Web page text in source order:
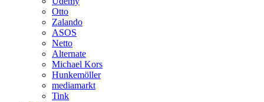
Otto
Zalando
ASOS
Netto
Alternate
Michael Kors
Hunkemöller
mediamarkt
Tink